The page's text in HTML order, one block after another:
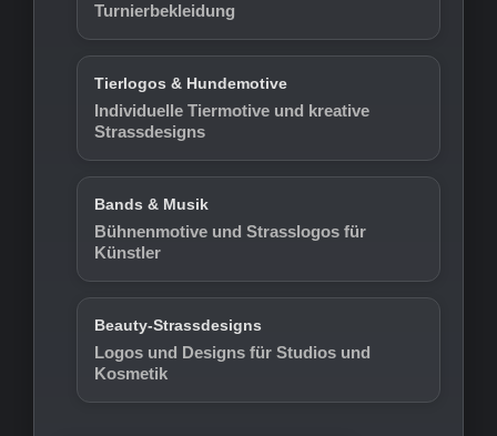
Turnierbekleidung
Tierlogos & Hundemotive
Individuelle Tiermotive und kreative
Strassdesigns
Bands & Musik
Bühnenmotive und Strasslogos für
Künstler
Beauty-Strassdesigns
Logos und Designs für Studios und
Kosmetik